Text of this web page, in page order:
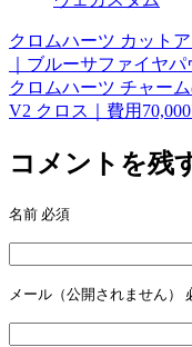
投
稿
ナ
ビ
ー
シ
ョ
ン
クロムハーツ カット
｜ブルーサファイヤ
クロムハーツ チャー
V2 クロス｜費用
コメントを残
名前 必須
メール（公開されません）